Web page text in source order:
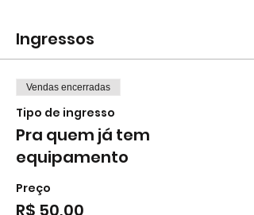
Ingressos
Vendas encerradas
Tipo de ingresso
Pra quem já tem
equipamento
Preço
R$ 50,00